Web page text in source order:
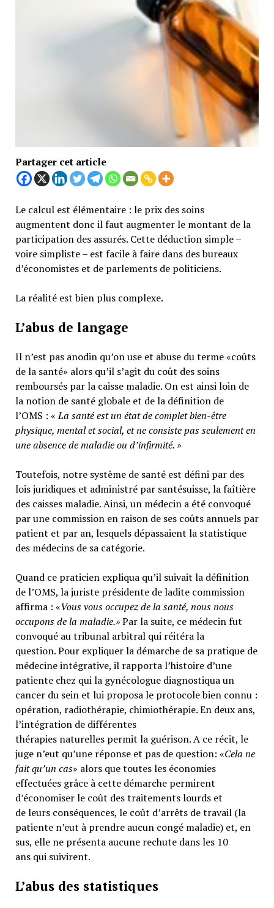
Partager cet article
Le calcul est élémentaire : le prix des soins
augmentent donc il faut augmenter le montant de la
participation des assurés. Cette déduction simple –
voire simpliste – est facile à faire dans des bureaux
d’économistes et de parlements de politiciens.
La réalité est bien plus complexe.
L’abus de langage
Il n’est pas anodin qu’on use et abuse du terme «coûts
de la santé» alors qu’il s’agit du coût des soins
remboursés par la caisse maladie. On est ainsi loin de
la notion de santé globale et de la définition de
l’OMS : «La santé est un état de complet bien-être
physique, mental et social, et ne consiste pas seulement en
une absence de maladie ou d’infirmité.»
Toutefois, notre système de santé est défini par des
lois juridiques et administré par santésuisse, la faîtière
des caisses maladie. Ainsi, un médecin a été convoqué
par une commission en raison de ses coûts annuels par
patient et par an, lesquels dépassaient la statistique
des médecins de sa catégorie.
Quand ce praticien expliqua qu’il suivait la définition
de l’OMS, la juriste présidente de ladite commission
affirma : «Vous vous occupez de la santé, nous nous
occupons de la maladie.»Par la suite, ce médecin fut
convoqué au tribunal arbitral qui réitéra la
question. Pour expliquer la démarche de sa pratique de
médecine intégrative, il rapporta l’histoire d’une
patiente chez qui la gynécologue diagnostiqua un
cancer du sein et lui proposa le protocole bien connu :
opération, radiothérapie, chimiothérapie. En deux ans,
l’intégration de différentes
thérapies naturelles permit la guérison. A ce récit, le
juge n’eut qu’une réponse et pas de question: «Cela ne
fait qu’un cas» alors que toutes les économies
effectuées grâce à cette démarche permirent
d’économiser le coût des traitements lourds et
de leurs conséquences, le coût d’arrêts de travail (la
patiente n’eut à prendre aucun congé maladie) et, en
sus, elle ne présenta aucune rechute dans les 10
ans qui suivirent.
L’abus des statistiques